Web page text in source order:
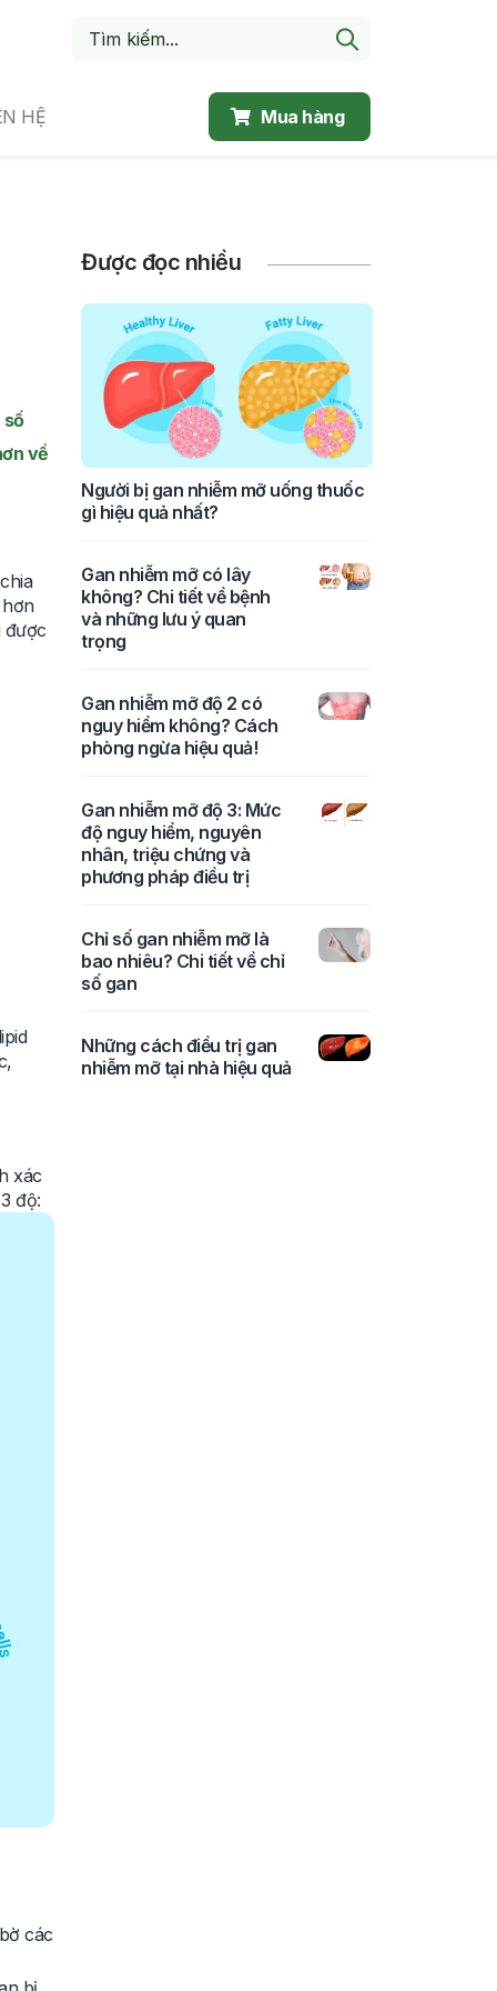
HỆ Mua hàng
số
về
hơn
được
xác
độ:
các
Được đọc nhiều
Người bị gan nhiễm mỡ uống thuốc
gì hiệu quả nhất?
Gan nhiễm mỡ có lây
không? Chi tiết về bệnh
và những lưu ý quan
trọng
Gan nhiễm mỡ độ 2 có
nguy hiểm không? Cách
phòng ngừa hiệu quả!
Gan nhiễm mỡ độ 3: Mức
độ nguy hiểm, nguyên
nhân, triệu chứng và
phương pháp điều trị
Chỉ số gan nhiễm mỡ là
bao nhiêu? Chi tiết về chỉ
số gan
Những cách điều trị gan
nhiễm mỡ tại nhà hiệu quả